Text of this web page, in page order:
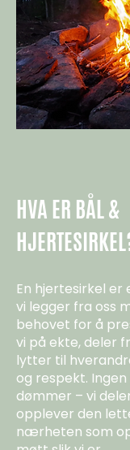
HVA ER BÅL &
En hjertesirkel
vi legger fra oss
behovet for å
vi på ekte, deler
lytter til
og respekt.
dømmer – vi
opplever den
nærheten som